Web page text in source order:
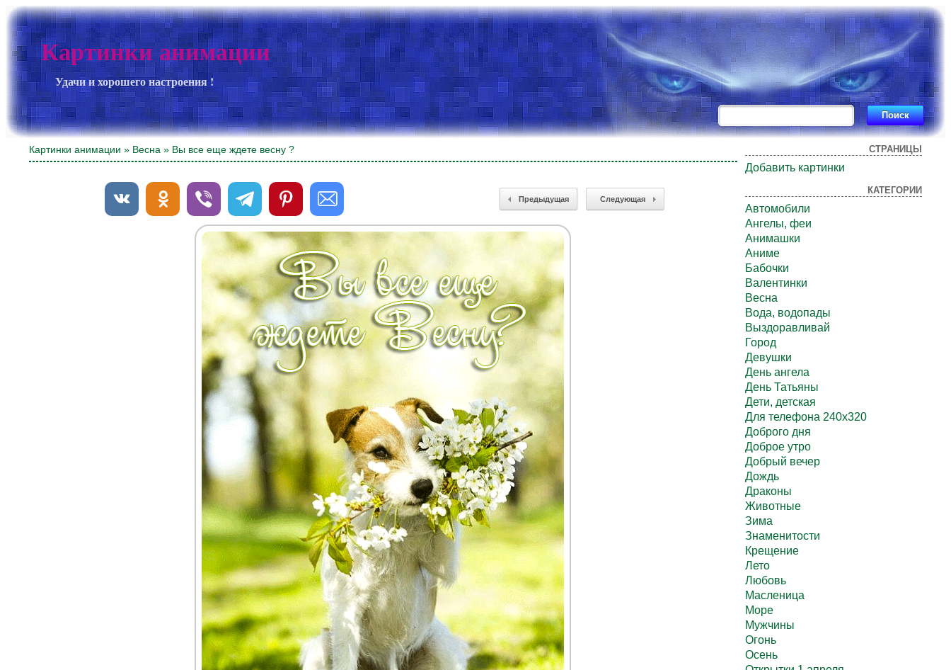
Картинки анимации
Удачи и хорошего настроения !
Картинки анимации » Весна » Вы все еще ждете весну ?
Предыдущая Следующая
СТРАНИЦЫ
Добавить картинки
КАТЕГОРИИ
Автомобили
Ангелы, феи
Анимашки
Аниме
Бабочки
Валентинки
Весна
Вода, водопады
Выздоравливай
Город
Девушки
День ангела
День Татьяны
Дети, детская
Для телефона 240х320
Доброго дня
Доброе утро
Добрый вечер
Дождь
Драконы
Животные
Зима
Знаменитости
Крещение
Лето
Любовь
Масленица
Море
Мужчины
Огонь
Осень